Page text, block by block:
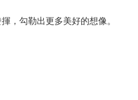
，勾勒出更多美好的想像。